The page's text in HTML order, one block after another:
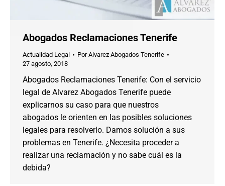
Abogados Reclamaciones Tenerife
Actualidad Legal PorAlvarez Abogados Tenerife
27 agosto, 2018
Abogados Reclamaciones Tenerife: Con el servicio
legal de Alvarez Abogados Tenerife puede
explicarnos su caso para que nuestros
abogados le orienten en las posibles soluciones
legales para resolverlo. Damos solución a sus
problemas en Tenerife. ¿Necesita proceder a
realizar una reclamación y no sabe cuál es la
debida?